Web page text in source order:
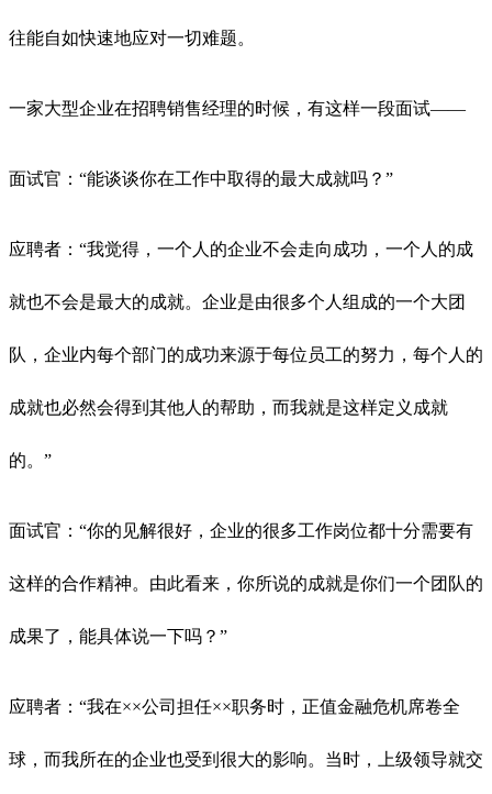
往能自如快速地应对一切难题。
一家大型企业在招聘销售经理的时候，有这样一段面试——
面试官：“能谈谈你在工作中取得的最大成就吗？”
应聘者：“我觉得，一个人的企业不会走向成功，一个人的成
就也不会是最大的成就。企业是由很多个人组成的一个大团
队，企业内每个部门的成功来源于每位员工的努力，每个人的
成就也必然会得到其他人的帮助，而我就是这样定义成就
的。”
面试官：“你的见解很好，企业的很多工作岗位都十分需要有
这样的合作精神。由此看来，你所说的成就是你们一个团队的
成果了，能具体说一下吗？”
应聘者：“我在××公司担任××职务时，正值金融危机席卷全
球，而我所在的企业也受到很大的影响。当时，上级领导就交